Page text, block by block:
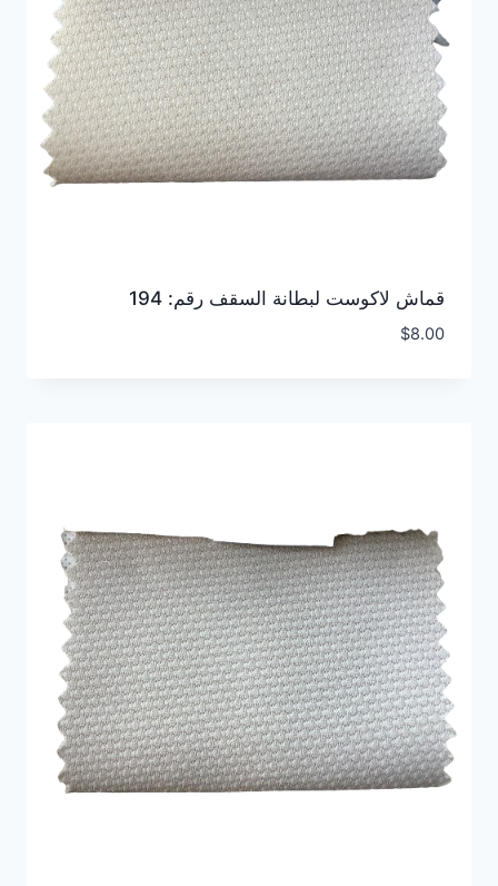
قماش لاكوست لبطانة السقف رقم: 194
$8.00